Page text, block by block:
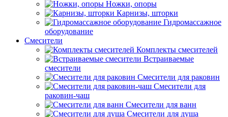
Ножки, опоры
Карнизы, шторки
Гидромассажное
оборудование
Смесители
Комплекты смесителей
Встраиваемые
смесители
Смесители для раковин
Смесители для
раковин-чаш
Смесители для ванн
Смесители для душа